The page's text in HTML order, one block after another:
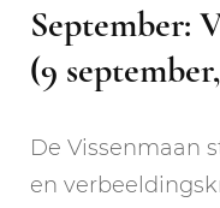
September:
(9
De Vissenmaan
en